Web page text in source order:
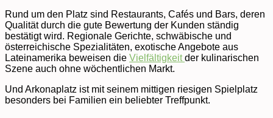
Rund um den Platz sind Restaurants, Cafés und Bars, deren
Qualität durch die gute Bewertung der Kunden ständig
bestätigt wird. Regionale Gerichte, schwäbische und
österreichische Spezialitäten, exotische Angebote aus
Lateinamerika beweisen die Vielfältigkeitder kulinarischen
Szene auch ohne wöchentlichen Markt.
Und Arkonaplatz ist mit seinem mittigen riesigen Spielplatz
besonders bei Familien ein beliebter Treffpunkt.